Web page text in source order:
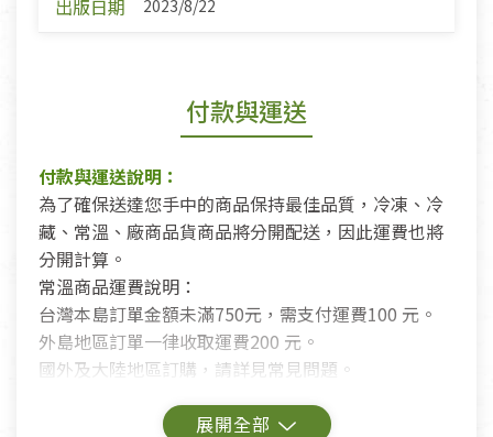
出版日期 2023/8/22
付款與運送
付款與運送說明：
為了確保送達您手中的商品保持最佳品質，冷凍、冷
藏、常溫、廠商品貨商品將分開配送，因此運費也將
分開計算。
常溫商品運費說明：
台灣本島訂單金額未滿750元，需支付運費100 元。
外島地區訂單一律收取運費200 元。
國外及大陸地區訂購，請詳見常見問題。